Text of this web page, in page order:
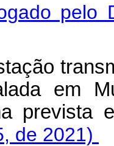
pelo
em
de 2021)